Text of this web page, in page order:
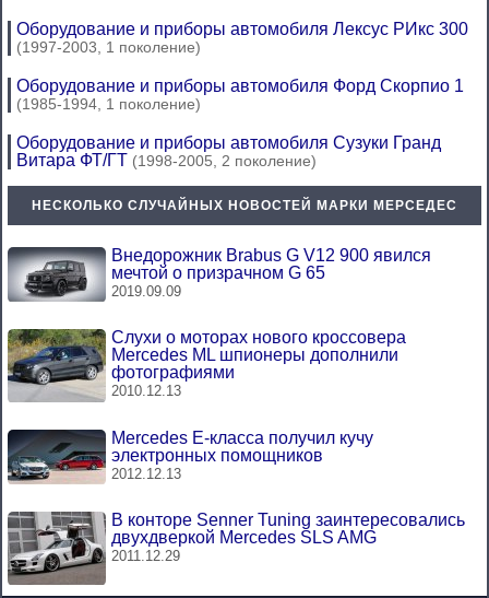
Оборудование и приборы автомобиля Лексус РИкс 300
(1997-2003, 1 поколение)
Оборудование и приборы автомобиля Форд Скорпио 1
(1985-1994, 1 поколение)
Оборудование и приборы автомобиля Сузуки Гранд
Витара ФТ/ГТ (1998-2005, 2 поколение)
НЕСКОЛЬКО СЛУЧАЙНЫХ НОВОСТЕЙ МАРКИ МЕРСЕДЕС
Внедорожник Brabus G V12 900 явился
мечтой о призрачном G 65
2019.09.09
Слухи о моторах нового кроссовера
Mercedes ML шпионеры дополнили
фотографиями
2010.12.13
Mercedes E-класса получил кучу
электронных помощников
2012.12.13
В конторе Senner Tuning заинтересовались
двухдверкой Mercedes SLS AMG
2011.12.29